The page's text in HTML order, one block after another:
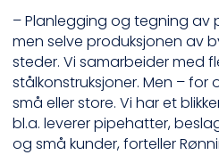
– Planlegging og tegning av
men selve produksjonen av
steder. Vi samarbeider med
stålkonstruksjoner. Men – for
små eller store. Vi har et
bl.a. leverer pipehatter,
og små kunder, forteller